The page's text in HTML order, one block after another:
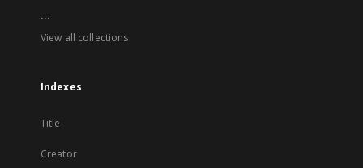
...
View all collections
Indexes
Title
Creator